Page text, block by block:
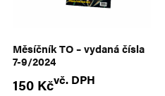
Měsíčník TO – vydaná čísla
7-9/2024
150 Kčvč. DPH